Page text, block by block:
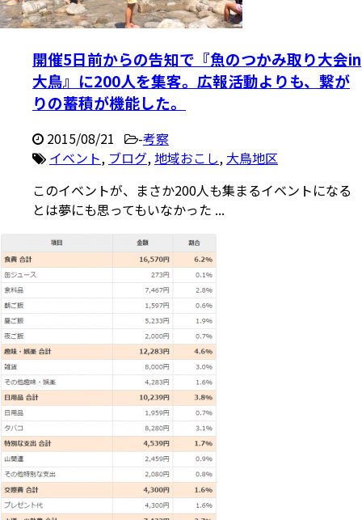
開催5日前からの告知で『魚のつかみ取り大会in
大鳥』に200人を集客。広報活動よりも、繋が
りの蓄積が機能した。
2015/08/21 -考察
イベント, ブログ, 地域おこし, 大鳥地区
このイベントが、まさか200人も集まるイベントになる
とは夢にも思ってもいなかった ...